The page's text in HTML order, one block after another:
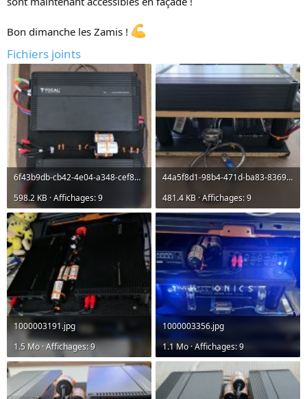
Bon dimanche les Zamis !
Fichiers joints
6f43b9db-cb42-4e04-a348-cef8135e9e16.jpg
598.2 KB · Affichages: 9
44a5f8d1-98b4-471d-ba83-8369de352860.jpg
481.4 KB · Affichages: 9
1000003191.jpg
1.5 Mo · Affichages: 9
1000003356.jpg
1.1 Mo · Affichages: 9